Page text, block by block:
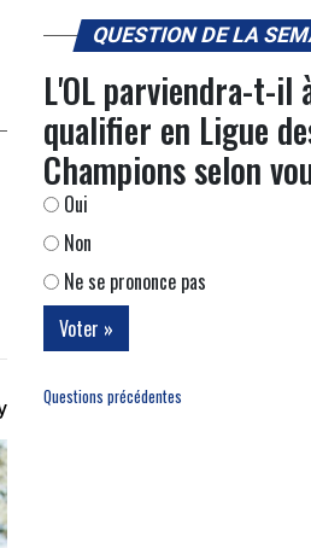
QUESTION DE LA
L'OL parviendra-t-il
qualifier en Ligue
Champions selon
Oui
Non
Ne se prononce pas
Questions précédentes